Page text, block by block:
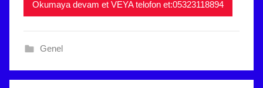
5
a
Okumaya devam et VEYA telofon et:05323118894
Genel